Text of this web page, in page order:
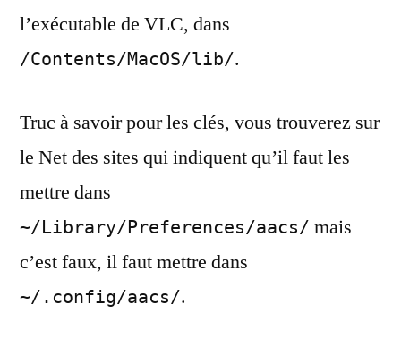
l’exécutable de VLC, dans
/Contents/MacOS/lib/.
Truc à savoir pour les clés, vous trouverez sur
le Net des sites qui indiquent qu’il faut les
mettre dans
~/Library/Preferences/aacs/ mais
c’est faux, il faut mettre dans
~/.config/aacs/.